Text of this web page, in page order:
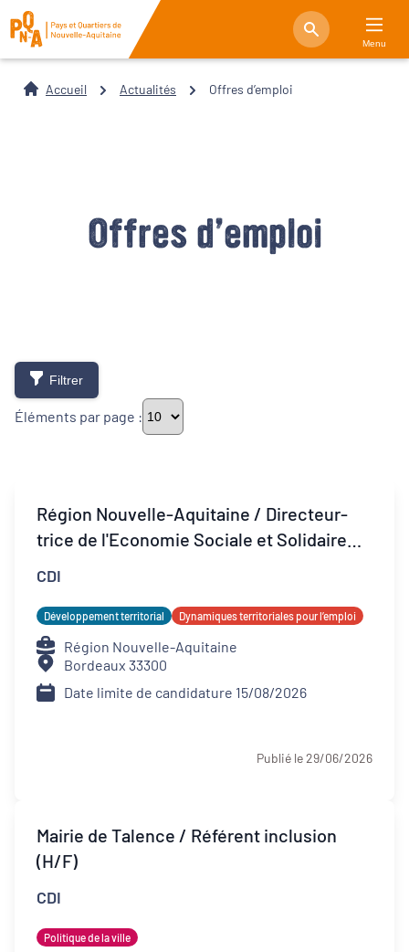
Menu
Accueil Actualités Offres d’emploi
Offres d’emploi
Filtrer
Éléments par page :
Démarches alimentaires de territoire
Date de publication
Région Nouvelle-Aquitaine / Directeur-
trice de l'Economie Sociale et Solidaire
CDI
Développement territorial Dynamiques territoriales pour l’emploi
Région Nouvelle-Aquitaine
Bordeaux 33300
Date limite de candidature 15/08/2026
Publié le 29/06/2026
Mairie de Talence / Référent inclusion
(H/F)
CDI
Politique de la ville